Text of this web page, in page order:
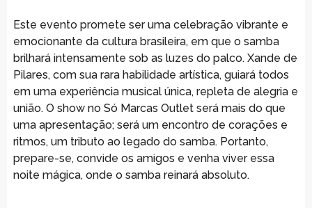
Este evento promete ser uma celebração vibrante e
emocionante da cultura brasileira, em que o samba
brilhará intensamente sob as luzes do palco. Xande de
Pilares, com sua rara habilidade artística, guiará todos
em uma experiência musical única, repleta de alegria e
união. O show no Só Marcas Outlet será mais do que
uma apresentação; será um encontro de corações e
ritmos, um tributo ao legado do samba. Portanto,
prepare-se, convide os amigos e venha viver essa
noite mágica, onde o samba reinará absoluto.